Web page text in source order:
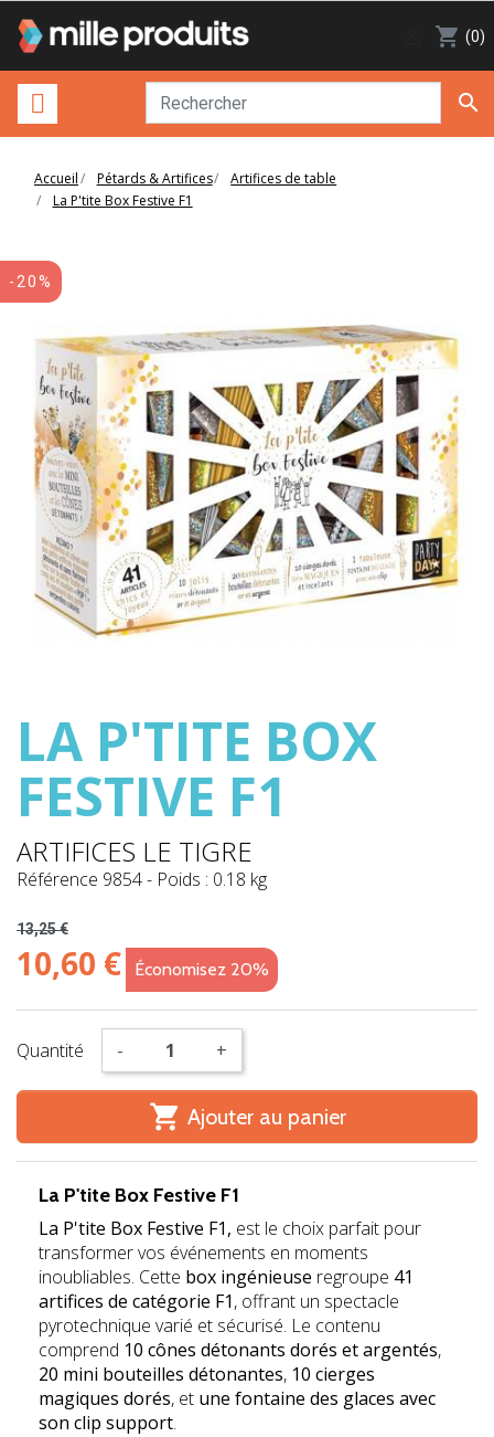
shopping_cart (0)

Accueil Pétards & Artifices
Artifices de table
La P'tite Box Festive F1
-20%
LA P'TITE BOX
FESTIVE F1
ARTIFICES LE TIGRE
Référence 9854- Poids : 0.18 kg
13,25 €
10,60 € Économisez 20%
Quantité - +
 Ajouter au panier
La P'tite Box Festive F1
La P'tite Box Festive F1, est le choix parfait pour
transformer vos événements en moments
inoubliables. Cette box ingénieuse regroupe 41
artifices de catégorie F1, offrant un spectacle
pyrotechnique varié et sécurisé. Le contenu
comprend 10 cônes détonants dorés et argentés,
20 mini bouteilles détonantes, 10 cierges
magiques dorés, et une fontaine des glaces avec
son clip support.